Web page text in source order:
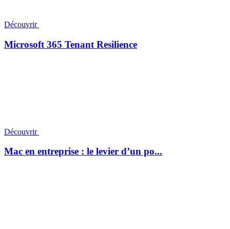
Découvrir
Microsoft 365 Tenant Resilience
Découvrir
Mac en entreprise : le levier d’un po...